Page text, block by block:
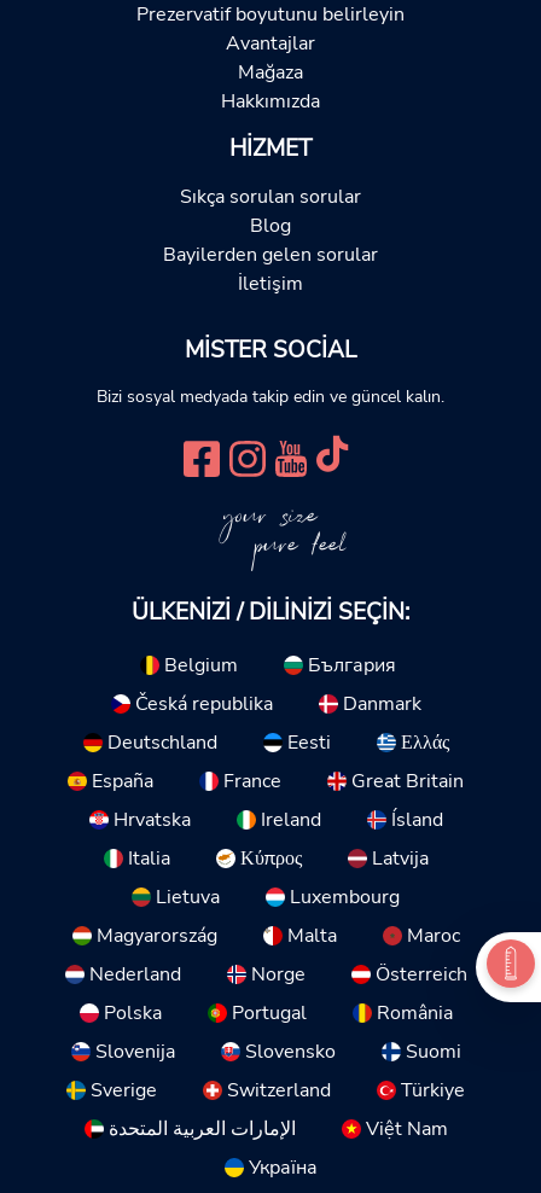
Prezervatif boyutunu belirleyin
Avantajlar
Mağaza
Hakkımızda
HIZMET
Sıkça sorulan sorular
Blog
Bayilerden gelen sorular
İletişim
MISTER SOCIAL
Bizi sosyal medyada takip edin ve güncel kalın.
your size
pure feel
ÜLKENIZI / DILINIZI SEÇIN:
Belgium
България
Česká republika
Danmark
Deutschland
Eesti
Ελλάς
España
France
Great Britain
Hrvatska
Ireland
Ísland
Italia
Κύπρος
Latvija
Lietuva
Luxembourg
Magyarország
Malta
Maroc
Nederland
Norge
Österreich
Polska
Portugal
România
Slovenija
Slovensko
Suomi
Sverige
Switzerland
Türkiye
الإمارات العربية المتحدة
Việt Nam
Україна